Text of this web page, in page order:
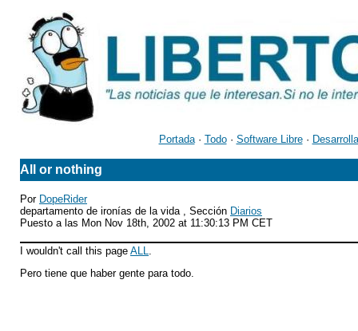
Portada· Todo· Software Libre·
All or nothing
Por DopeRider
departamento de ironías de la vida , Sección Diarios
Puesto a las Mon Nov 18th, 2002 at 11:30:13 PM CET
I wouldn't call this page ALL.
Pero tiene que haber gente para todo.